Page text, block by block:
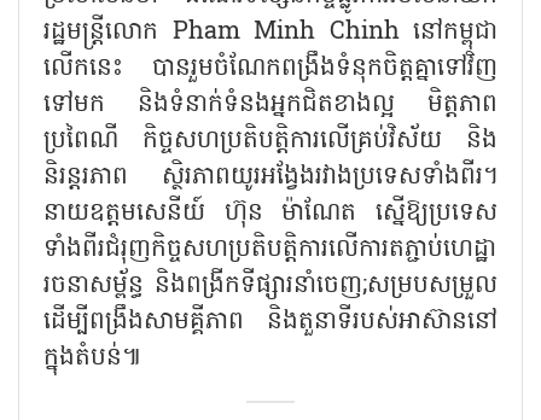
រដ្ឋមន្ត្រីលោក Pham Minh Chinh នៅកម្ពុជា
លើកនេះ បានរួមចំណែកពង្រឹងទំនុកចិត្តគ្នាទៅវិញ
ទៅមក និងទំនាក់ទំនងអ្នកជិតខាងល្អ មិត្តភាព
ប្រពៃណី កិច្ចសហប្រតិបត្តិការលើគ្រប់វិស័យ និង
និរន្តរភាព ស្ថិរភាពយូរអង្វែងរវាងប្រទេសទាំងពីរ។
នាយឧត្តមសេនីយ៍ ហ៊ុន ម៉ាណែត ស្នើឱ្យប្រទេស
ទាំងពីរជំរុញកិច្ចសហប្រតិបត្តិការលើការតភ្ជាប់ហេដ្ឋា
រចនាសម្ព័ន្ធ និងពង្រីកទីផ្សារនាំចេញ;សម្របសម្រួល
ដើម្បីពង្រឹងសាមគ្គីភាព និងតួនាទីរបស់អាស៊ាននៅ
ក្នុងតំបន់៕